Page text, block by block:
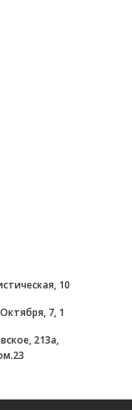
10
7, 1
213а,